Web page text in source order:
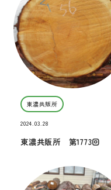
東濃共販所
2024.03.28
東濃共販所 第1773回